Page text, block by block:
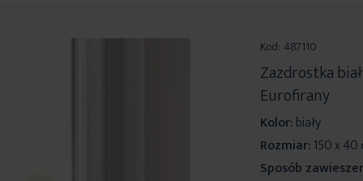
Kod: 487110
Zazdrostka
Eurofirany
Kolor:biały
Rozmiar:150 x 40
Sposób